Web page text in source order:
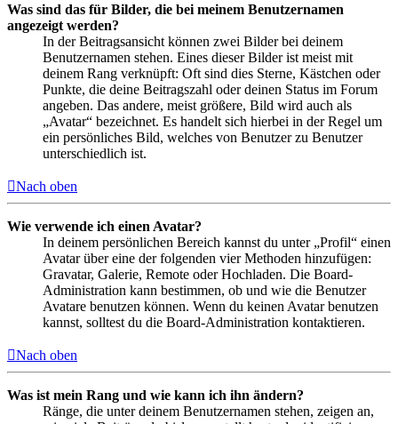
Was sind das für Bilder, die bei meinem Benutzernamen
angezeigt werden?
In der Beitragsansicht können zwei Bilder bei deinem
Benutzernamen stehen. Eines dieser Bilder ist meist mit
deinem Rang verknüpft: Oft sind dies Sterne, Kästchen oder
Punkte, die deine Beitragszahl oder deinen Status im Forum
angeben. Das andere, meist größere, Bild wird auch als
„Avatar“ bezeichnet. Es handelt sich hierbei in der Regel um
ein persönliches Bild, welches von Benutzer zu Benutzer
unterschiedlich ist.
Nach oben
Wie verwende ich einen Avatar?
In deinem persönlichen Bereich kannst du unter „Profil“ einen
Avatar über eine der folgenden vier Methoden hinzufügen:
Gravatar, Galerie, Remote oder Hochladen. Die Board-
Administration kann bestimmen, ob und wie die Benutzer
Avatare benutzen können. Wenn du keinen Avatar benutzen
kannst, solltest du die Board-Administration kontaktieren.
Nach oben
Was ist mein Rang und wie kann ich ihn ändern?
Ränge, die unter deinem Benutzernamen stehen, zeigen an,